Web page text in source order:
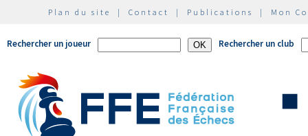
Plan du site | Contact | Publications | Mon
Rechercher un joueur Rechercher un club